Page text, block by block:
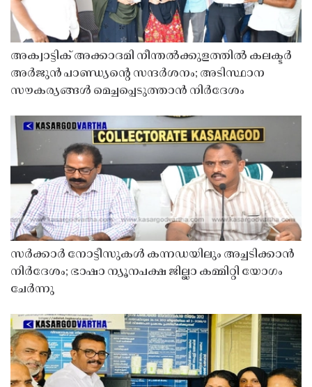
അക്വാട്ടിക് അക്കാദമി നീന്തൽക്കുളത്തിൽ കലക്ടർ
അർജുൻ പാണ്ഡ്യൻ്റെ സന്ദർശനം; അടിസ്ഥാന
സൗകര്യങ്ങൾ മെച്ചപ്പെടുത്താൻ നിർദേശം
സർക്കാർ നോട്ടീസുകൾ കന്നഡയിലും അച്ചടിക്കാൻ
നിർദേശം; ഭാഷാ ന്യൂനപക്ഷ ജില്ലാ കമ്മിറ്റി യോഗം
ചേർന്നു